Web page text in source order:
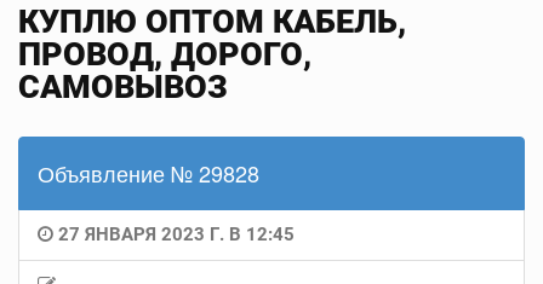
КУПЛЮ ОПТОМ КАБЕЛЬ,
ПРОВОД, ДОРОГО,
САМОВЫВОЗ
Объявление № 29828
27 ЯНВАРЯ 2023 Г. В 12:45